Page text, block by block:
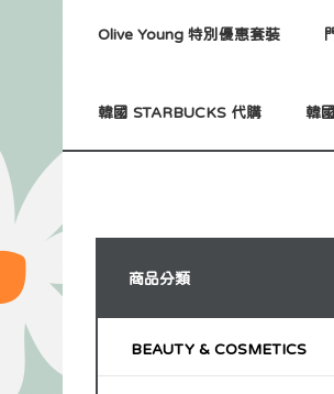
Olive Young 特別優惠套裝
韓國 STARBUCKS 代購 韓
商品分類
BEAUTY & COSMETICS